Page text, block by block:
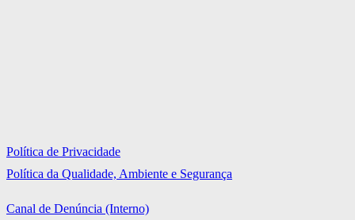
Política de Privacidade
Política da Qualidade, Ambiente e Segurança
Canal de Denúncia (Interno)